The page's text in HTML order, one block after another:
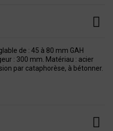
de : 45 à 80 mm GAH
: 300 mm. Matériau : acier
par cataphorèse, à bétonner.